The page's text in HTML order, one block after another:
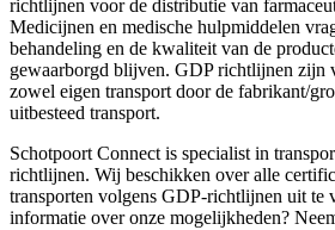
richtlijnen voor de distributie van
Medicijnen en medische hulpmiddelen
behandeling en de kwaliteit van de
gewaarborgd blijven. GDP richtlijnen zijn
zowel eigen transport door de fabrikant/
uitbesteed transport.
Schotpoort Connect is specialist in
richtlijnen. Wij beschikken over alle
transporten volgens GDP-richtlijnen uit te
informatie over onze mogelijkheden?